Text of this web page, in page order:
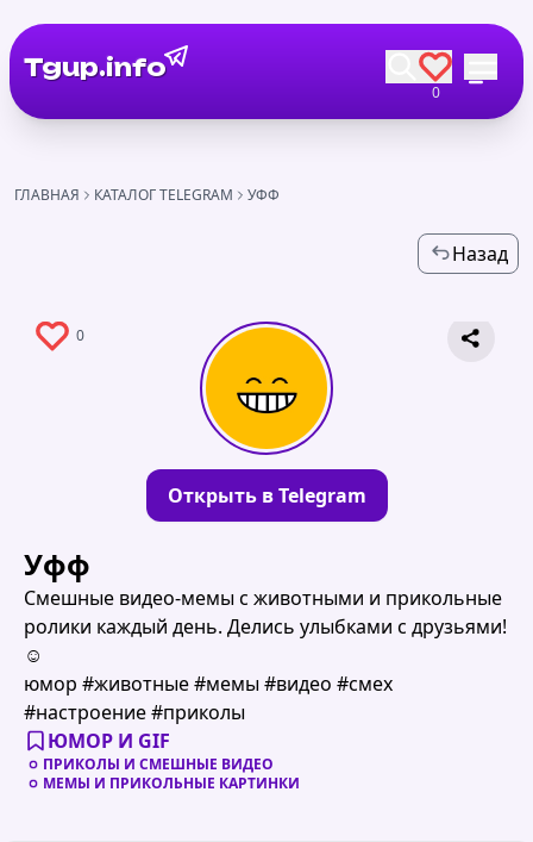
Tgup.info
0
ГЛАВНАЯ КАТАЛОГ TELEGRAM УФФ
Назад
0
Открыть в Telegram
Уфф
Смешные видео-мемы с животными и прикольные
ролики каждый день. Делись улыбками с друзьями!
☺️
юмор #животные #мемы #видео #смех
#настроение #приколы
ЮМОР И GIF
ПРИКОЛЫ И СМЕШНЫЕ ВИДЕО
МЕМЫ И ПРИКОЛЬНЫЕ КАРТИНКИ